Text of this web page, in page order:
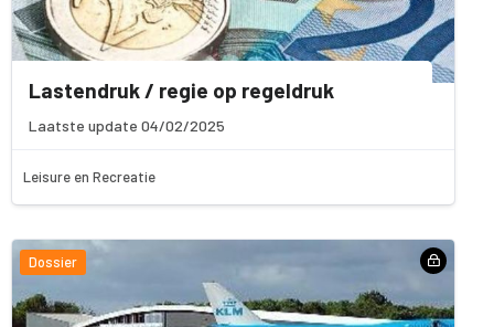
Lastendruk / regie op regeldruk
Laatste update 04/02/2025
Leisure en Recreatie
Dossier